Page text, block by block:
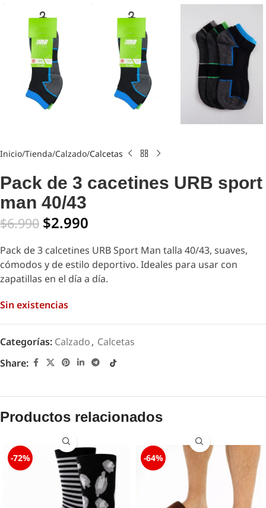
Inicio Tienda Calzado Calcetas
Pack de 3 cacetines URB sport
man 40/43
$6.990 $2.990
Pack de 3 calcetines URB Sport Man talla 40/43, suaves,
cómodos y de estilo deportivo. Ideales para usar con
zapatillas en el día a día.
Sin existencias
Categorías: Calzado, Calcetas
Share:
Productos relacionados
-72% -64%